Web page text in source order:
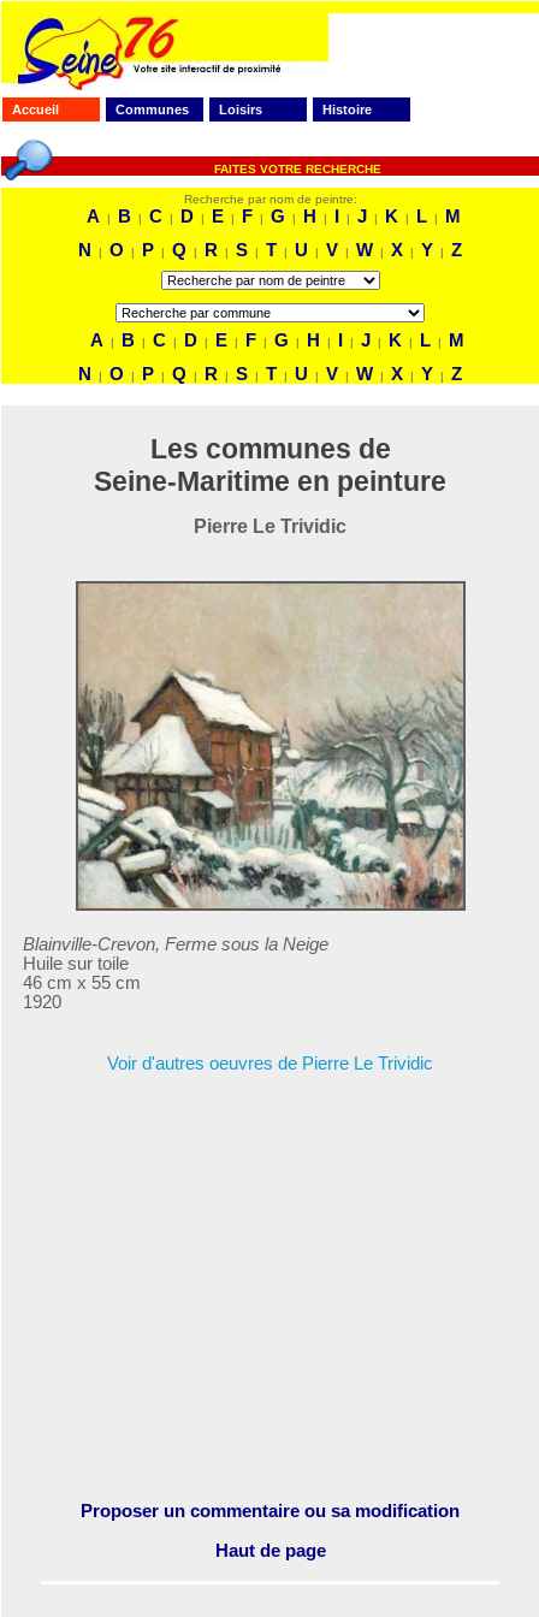
Accueil Communes Loisirs Histoire
FAITES VOTRE RECHERCHE
Recherche par nom de peintre:
A | B | C | D | E | F | G | H | I | J | K | L |
M
N
| O | P | Q | R | S | T | U | V | W | X | Y | Z
A | B | C | D | E | F | G | H | I | J | K | L |
M
N
| O | P | Q | R | S | T | U | V | W | X | Y | Z
Les communes de
Seine-Maritime en peinture
Pierre Le Trividic
Blainville-Crevon, Ferme sous la Neige
Huile sur toile
46 cm x 55 cm
1920
Voir d'autres oeuvres de Pierre Le Trividic
Proposer un commentaire ou sa modification
Haut de page